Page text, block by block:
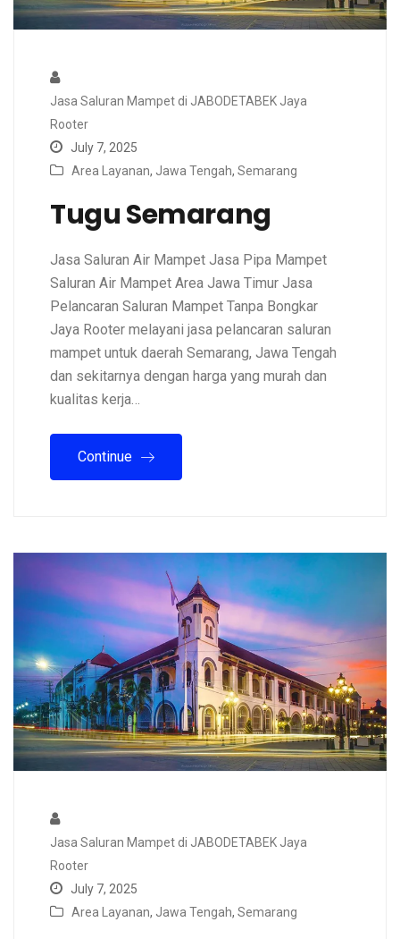
Jasa Saluran Mampet di JABODETABEK Jaya
Rooter
July 7, 2025
Area Layanan, Jawa Tengah, Semarang
Tugu Semarang
Jasa Saluran Air Mampet Jasa Pipa Mampet
Saluran Air Mampet Area Jawa Timur Jasa
Pelancaran Saluran Mampet Tanpa Bongkar
Jaya Rooter melayani jasa pelancaran saluran
mampet untuk daerah Semarang, Jawa Tengah
dan sekitarnya dengan harga yang murah dan
kualitas kerja…
Continue
Jasa Saluran Mampet di JABODETABEK Jaya
Rooter
July 7, 2025
Area Layanan, Jawa Tengah, Semarang